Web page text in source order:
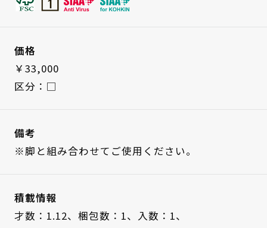
価格
￥33,000
区分：□
備考
※脚と組み合わせてご使用ください。
積載情報
才数：1.12、 梱包数：1、
入数：1、